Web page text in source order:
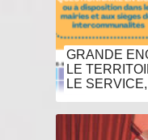
GRANDE
LE
LE